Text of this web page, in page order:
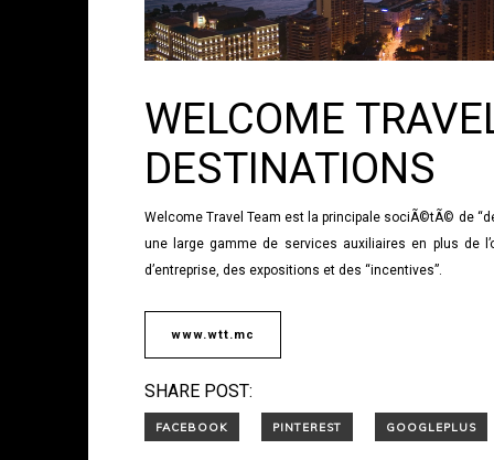
WELCOME
DESTINATIONS
Welcome Travel Team est la principale sociÃ©tÃ© de
une large gamme de services auxiliaires en plus de
d’entreprise, des expositions et des “incentives”.
www.wtt.mc
SHARE POST: